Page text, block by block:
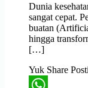
Dunia
sangat cepat.
buatan
hingga
[…]
Yuk Share